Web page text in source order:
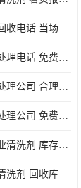
广州废白电油回收电话 当场结算 现款结算
洪梅废清洗剂处理电话 免费估价 大量尾货回收
深圳废白电油处理公司 合理估价 上门评估报价
石碣废切削油处理公司 免费估价 量大量小均可
望牛墩回收工业清洗剂 库存积压回收 大量尾货回收
肇庆回收工业清洗剂 回收库存 量大量小均可